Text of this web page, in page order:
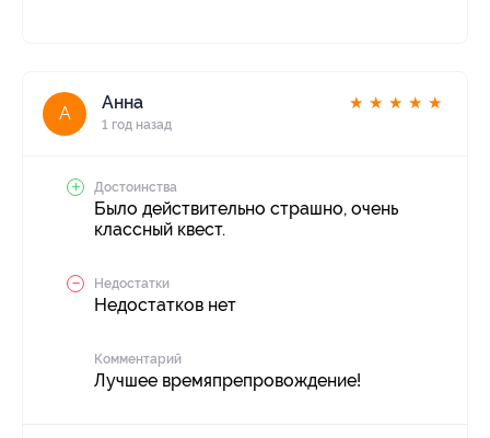
А
Анна
1 год назад
★ ★ ★ ★ ★
Достоинства
Было действительно страшно, очень
классный квест.
Недостатки
Недостатков нет
Комментарий
Лучшее времяпрепровождение!